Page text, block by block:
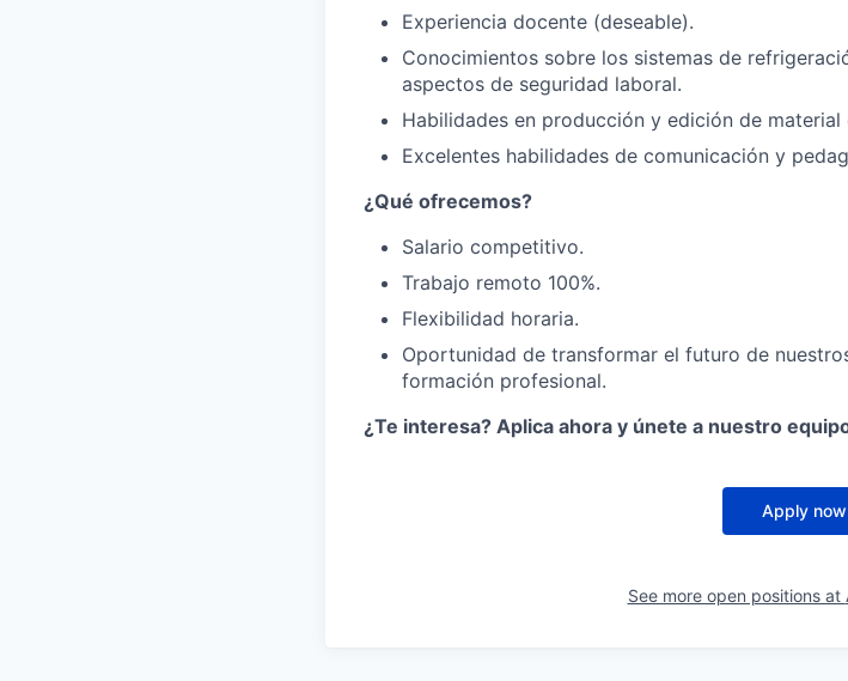
Experiencia docente (deseable).
Conocimientos sobre los sistemas de
aspectos de seguridad laboral.
Habilidades en producción y edición de
Excelentes habilidades de comunicación y
¿Qué ofrecemos?
Salario competitivo.
Trabajo remoto 100%.
Flexibilidad horaria.
Oportunidad de transformar el futuro de
formación profesional.
¿Te interesa? Aplica ahora y únete a nuestro
Apply now
See more open positions at